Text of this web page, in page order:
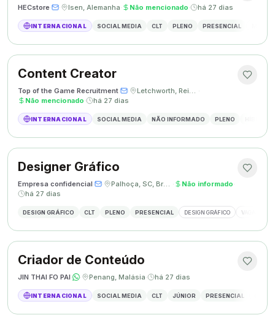
HECstore· · Isen, Alemanha· Não mencionado· há 27 dias
INTERNACIONAL SOCIAL MEDIA CLT PLENO PRESENCIAL
Content Creator
Top of the Game Recruitment· · Letchworth, Reino Unido ·
Não mencionado· há 27 dias
INTERNACIONAL SOCIAL MEDIA NÃO INFORMADO PLENO
Designer Gráfico
Empresa confidencial· · Palhoça, SC, Brasil · Não informado·
há 27 dias
DESIGN GRÁFICO CLT PLENO PRESENCIAL DESIGN GRÁFICO VAGA
Criador de Conteúdo
JIN THAI FO PAI· · Penang, Malásia· há 27 dias
INTERNACIONAL SOCIAL MEDIA CLT JÚNIOR PRESENCIAL